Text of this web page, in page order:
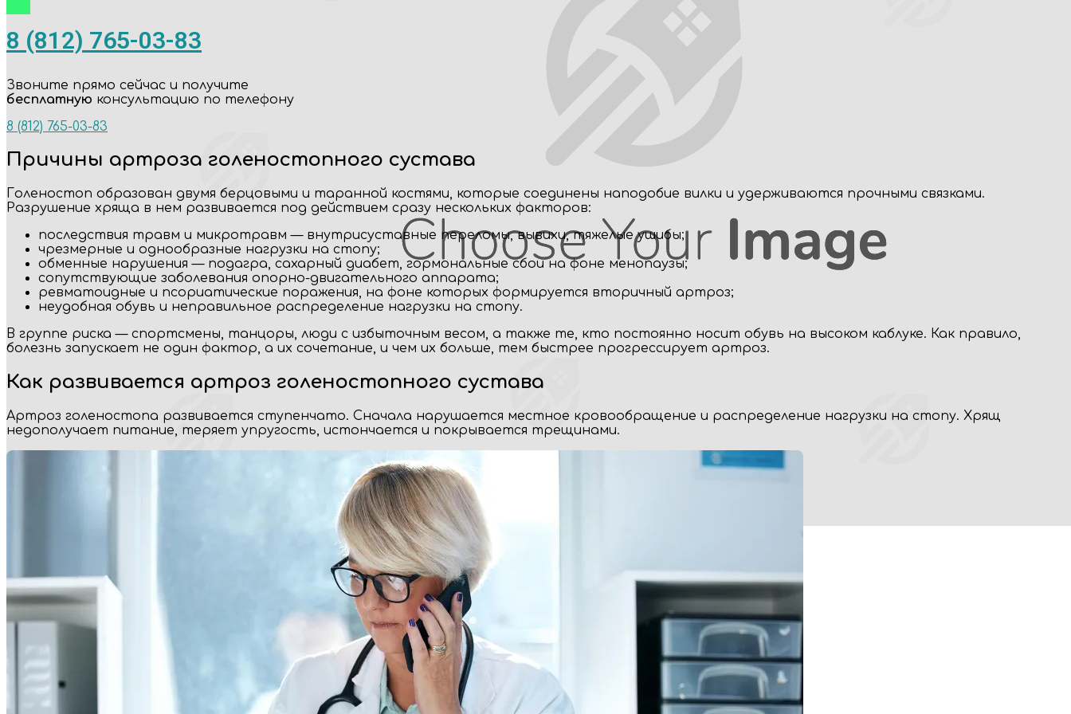
8 (812) 765-03-83
Звоните прямо сейчас и получите
бесплатную консультацию по телефону
8 (812) 765-03-83
Причины артроза голеностопного сустава
Голеностоп образован двумя берцовыми и таранной костями, которые соединены наподобие вилки и удерживаются прочными связками.
Разрушение хряща в нем развивается под действием сразу нескольких факторов:
последствия травм и микротравм — внутрисуставные переломы, вывихи, тяжелые ушибы;
чрезмерные и однообразные нагрузки на стопу;
обменные нарушения — подагра, сахарный диабет, гормональные сбои на фоне менопаузы;
сопутствующие заболевания опорно-двигательного аппарата;
ревматоидные и псориатические поражения, на фоне которых формируется вторичный артроз;
неудобная обувь и неправильное распределение нагрузки на стопу.
В группе риска — спортсмены, танцоры, люди с избыточным весом, а также те, кто постоянно носит обувь на высоком каблуке. Как правило,
болезнь запускает не один фактор, а их сочетание, и чем их больше, тем быстрее прогрессирует артроз.
Как развивается артроз голеностопного сустава
Артроз голеностопа развивается ступенчато. Сначала нарушается местное кровообращение и распределение нагрузки на стопу. Хрящ
недополучает питание, теряет упругость, истончается и покрывается трещинами.